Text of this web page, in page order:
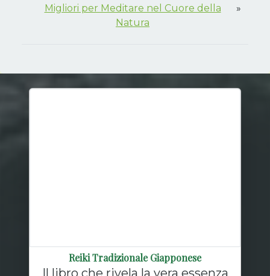
Migliori per Meditare nel Cuore della
Natura
»
Reiki Tradizionale Giapponese
Il libro che rivela la vera essenza